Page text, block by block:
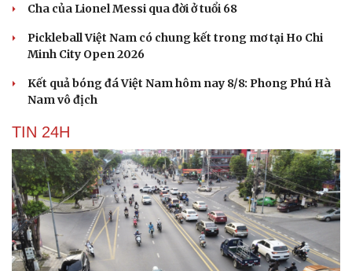
Cha của Lionel Messi qua đời ở tuổi 68
Pickleball Việt Nam có chung kết trong mơ tại Ho Chi
Minh City Open 2026
Kết quả bóng đá Việt Nam hôm nay 8/8: Phong Phú Hà
Nam vô địch
TIN 24H